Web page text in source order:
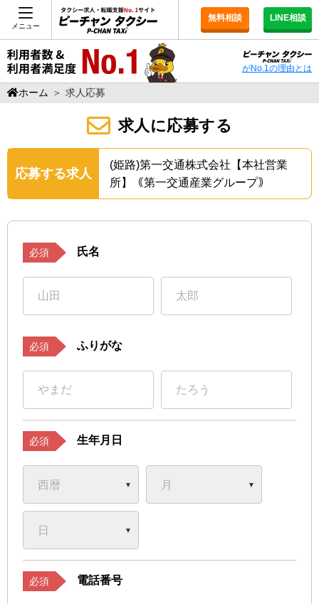
メニュー
無料相談 LINE相談
がNo.1の理由とは
ホーム ＞ 求人応募
求人に応募する
応募する求人
(姫路)第一交通株式会社【本社営業
所】｟第一交通産業グループ｠
必須 氏名
必須 ふりがな
必須 生年月日
必須 電話番号